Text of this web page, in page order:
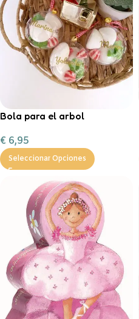
Bola para el arbol
€ 6,95
Seleccionar Opciones